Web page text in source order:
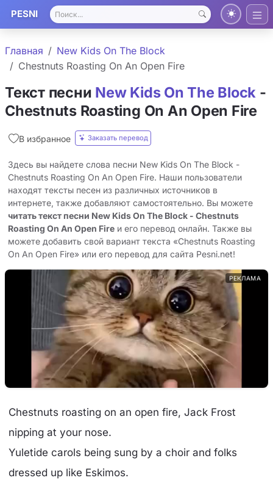
PESNI
Главная
New Kids On The Block
Chestnuts Roasting On An Open Fire
Текст песни New Kids On The Block -
Chestnuts Roasting On An Open Fire
В избранное Заказать перевод
Здесь вы найдете слова песни New Kids On The Block -
Chestnuts Roasting On An Open Fire. Наши пользователи
находят тексты песен из различных источников в
интернете, также добавляют самостоятельно. Вы можете
читать текст песни New Kids On The Block - Chestnuts
Roasting On An Open Fire и его перевод онлайн. Также вы
можете добавить свой вариант текста «Chestnuts Roasting
On An Open Fire» или его перевод для сайта Pesni.net!
РЕКЛАМА
Chestnuts roasting on an open fire, Jack Frost
nipping at your nose.
Yuletide carols being sung by a choir and folks
dressed up like Eskimos.